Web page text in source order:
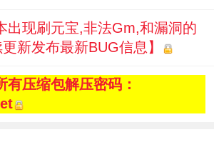
出现刷元宝,非法Gm,和漏洞的
新发布最新BUG信息】
有压缩包解压密码：